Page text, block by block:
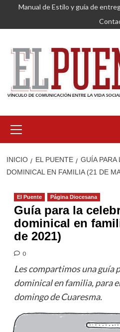
Saltar
contenido
Manual de Estilo y guía de
primario
INICIO EL PUENTE
GUÍA PARA
DOMINICAL EN FAMILIA (21 DE
El Puente Página Diocesana
Guía para la
dominical en
de 2021)
0
Les compartimos una guía
dominical en familia, para
domingo de Cuaresma.